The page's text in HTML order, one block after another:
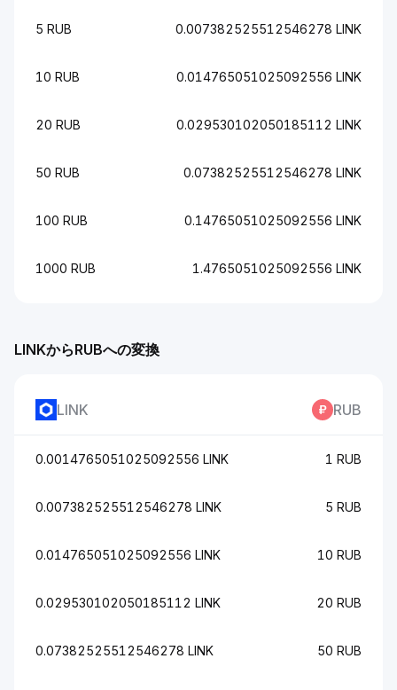
LINKからRUBへの変換
LINK RUB
0.0014765051025092556 LINK 1 RUB
0.007382525512546278 LINK 5 RUB
0.014765051025092556 LINK 10 RUB
0.029530102050185112 LINK 20 RUB
0.07382525512546278 LINK 50 RUB
5 RUB 0.007382525512546278 LINK
10 RUB 0.014765051025092556 LINK
20 RUB 0.029530102050185112 LINK
50 RUB 0.07382525512546278 LINK
100 RUB 0.14765051025092556 LINK
1000 RUB 1.4765051025092556 LINK